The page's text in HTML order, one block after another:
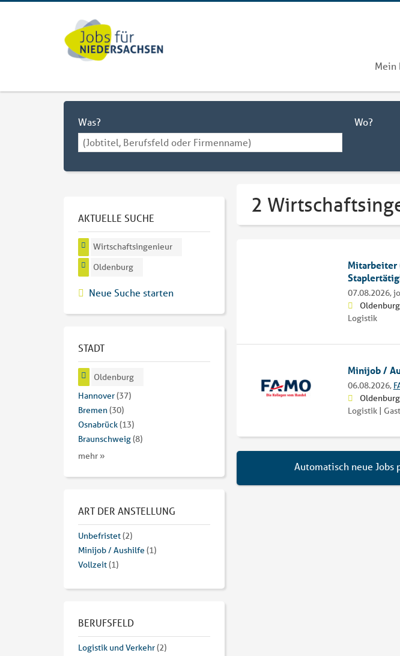
Mein
Was? Wo?
2
Mitarbeiter
07.08.2026,
Oldenburg
Logistik
Minijob /
06.08.2026,
Oldenburg
Logistik |
Automatisch neue Jobs
AKTUELLE SUCHE
Wirtschaftsingenieur
Oldenburg
Neue Suche starten
STADT
Oldenburg
Hannover(37)
Bremen(30)
Osnabrück(13)
Braunschweig(8)
mehr »
ART DER ANSTELLUNG
Unbefristet(2)
Minijob / Aushilfe (1)
Vollzeit(1)
BERUFSFELD
Logistik und Verkehr(2)